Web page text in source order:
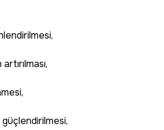
güçlendirilmesi,